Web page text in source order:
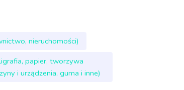
nieruchomości)
papier, tworzywa
i urządzenia, guma i inne)